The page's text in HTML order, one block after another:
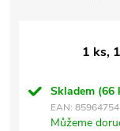
1 ks,
Skladem (66
EAN:
Můžeme